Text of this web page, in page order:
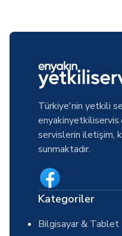
Türkiye'nin yetkili
servislerin iletişim,
sunmaktadır.
Kategoriler
Bilgisayar & Tablet